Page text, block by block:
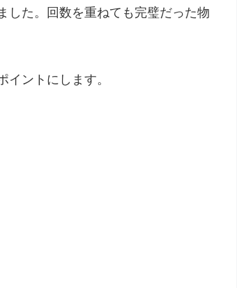
した。回数を重ねても完璧だった物
イント にします。